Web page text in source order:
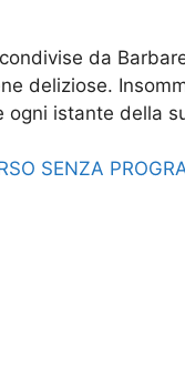
da
deliziose.
istante della
SENZA